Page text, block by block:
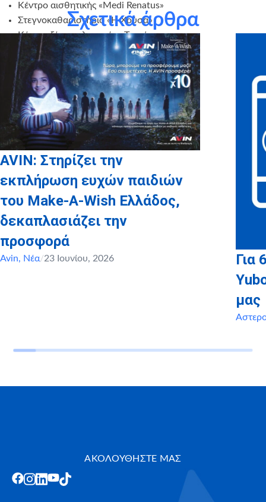
Κέντρο αισθητικής «Medi Renatus»
Στεγνοκαθαριστήριο «Η Χρύσα»
Κέντρο ξένων γλωσσών «Τσακίρη»
Coffee Time & Bakery «Καλημέρα»
«Cinnamon Cafe»
«Hotel Ermionio»
Σχετικά άρθρα
AVIN: Στηρίζει την
εκπλήρωση ευχών παιδιών
του Make-A-Wish Ελλάδος,
δεκαπλασιάζει την
προσφορά
Avin, Νέα/23 Ιουνίου, 2026
Για
μας
ΑΚΟΛΟΥΘΗΣΤΕ ΜΑΣ